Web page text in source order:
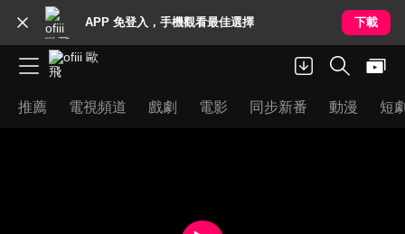
APP 免登入，手機觀看最佳選擇 下載
推薦 電視頻道 戲劇 電影 同步新番 動漫 短